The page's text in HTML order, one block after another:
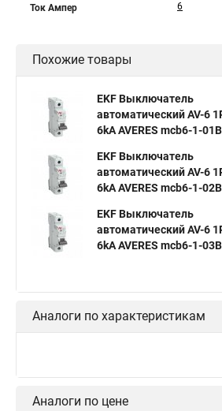
Ток Ампер 6
Похожие товары
EKF Выключатель
автоматический AV-6
6kA AVERES mcb6-1-
EKF Выключатель
автоматический AV-6
6kA AVERES mcb6-1-
EKF Выключатель
автоматический AV-6
6kA AVERES mcb6-1-
Аналоги по характеристикам
Аналоги по цене